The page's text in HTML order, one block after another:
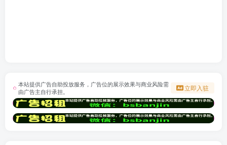
本站提供广告自助投放服务，广告位的展示效果与商业风险需
由广告主自行承担。
立即入驻